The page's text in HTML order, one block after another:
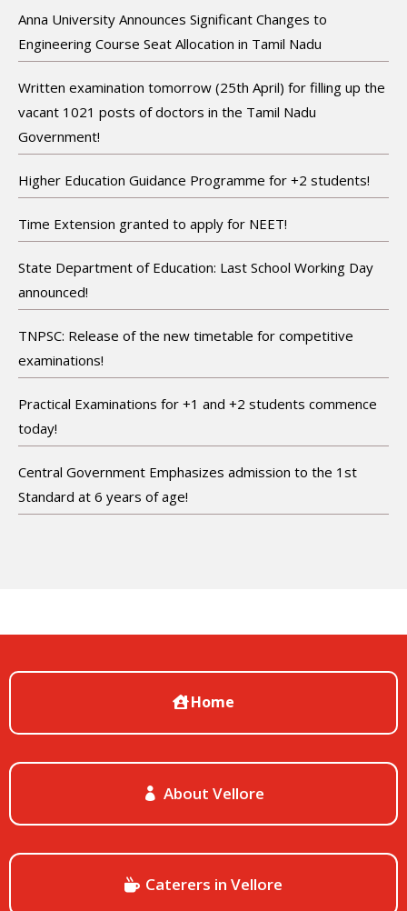
Anna University Announces Significant Changes to
Engineering Course Seat Allocation in Tamil Nadu
Written examination tomorrow (25th April) for filling up the
vacant 1021 posts of doctors in the Tamil Nadu
Government!
Higher Education Guidance Programme for +2 students!
Time Extension granted to apply for NEET!
State Department of Education: Last School Working Day
announced!
TNPSC: Release of the new timetable for competitive
examinations!
Practical Examinations for +1 and +2 students commence
today!
Central Government Emphasizes admission to the 1st
Standard at 6 years of age!
Home
About Vellore
Caterers in Vellore